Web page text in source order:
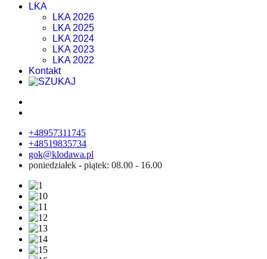
LKA
LKA 2026
LKA 2025
LKA 2024
LKA 2023
LKA 2022
Kontakt
+48957311745
+48519835734
gok@klodawa.pl
poniedziałek - piątek: 08.00 - 16.00